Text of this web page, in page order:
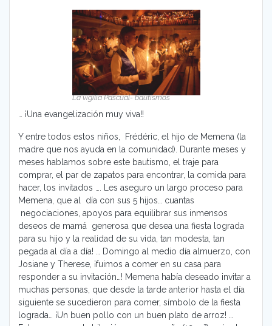
La vigilia Pascual- bautismos
… ¡Una evangelización muy viva!!
Y entre todos estos niños, Frédéric, el hijo de Memena (la
madre que nos ayuda en la comunidad). Durante meses y
meses hablamos sobre este bautismo, el traje para
comprar, el par de zapatos para encontrar, la comida para
hacer, los invitados …. Les aseguro un largo proceso para
Memena, que al día con sus 5 hijos… cuantas
negociaciones, apoyos para equilibrar sus inmensos
deseos de mamá generosa que desea una fiesta lograda
para su hijo y la realidad de su vida, tan modesta, tan
pegada al día a día! … Domingo al medio día almuerzo, con
Josiane y Therese, ¡fuimos a comer en su casa para
responder a su invitación…! Memena había deseado invitar a
muchas personas, que desde la tarde anterior hasta el día
siguiente se sucedieron para comer, símbolo de la fiesta
lograda… ¡Un buen pollo con un buen plato de arroz! …